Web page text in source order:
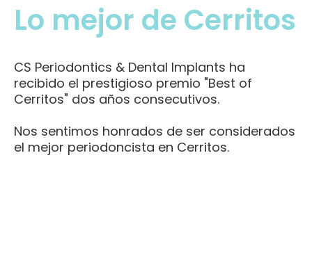
Lo mejor de Cerritos
CS Periodontics & Dental Implants ha
recibido el prestigioso premio "Best of
Cerritos" dos años consecutivos.
Nos sentimos honrados de ser considerados
el mejor periodoncista en Cerritos.